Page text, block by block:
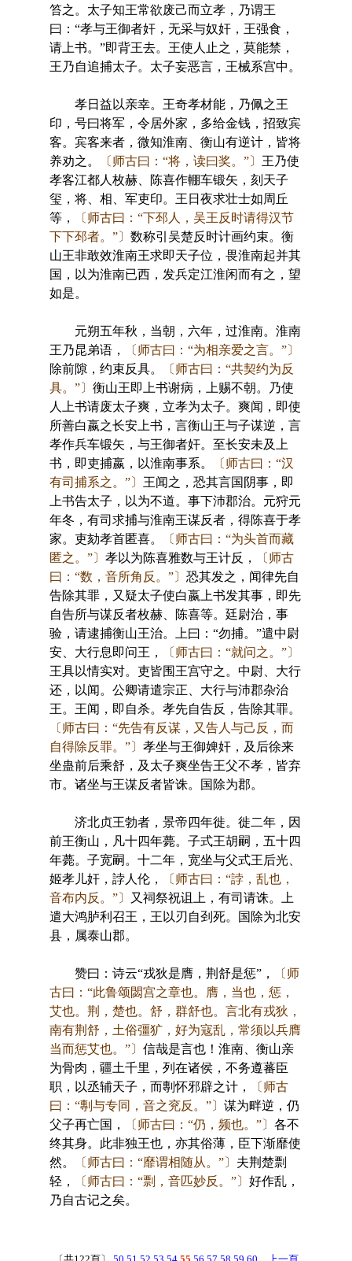
笞之。太子知王常欲废己而立孝，乃谓王
曰：“孝与王御者奸，无采与奴奸，王强食，
请上书。”即背王去。王使人止之，莫能禁，
王乃自追捕太子。太子妄恶言，王械系宫中。
孝日益以亲幸。王奇孝材能，乃佩之王
印，号曰将军，令居外家，多给金钱，招致宾
客。宾客来者，微知淮南、衡山有逆计，皆将
养劝之。
〔师古曰：“将，读曰奖。”〕 王乃使
孝客江都人枚赫、陈喜作輣车锻矢，刻天子
玺，将、相、军吏印。王日夜求壮士如周丘
等，
〔师古曰：“下邳人，吴王反时请得汉节
下下邳者。”〕 数称引吴楚反时计画约束。衡
山王非敢效淮南王求即天子位，畏淮南起并其
国，以为淮南已西，发兵定江淮闲而有之，望
如是。
元朔五年秋，当朝，六年，过淮南。淮南
王乃昆弟语，
〔师古曰：“为相亲爱之言。”〕
除前隙，约束反具。
〔师古曰：“共契约为反
具。”〕 衡山王即上书谢病，上赐不朝。乃使
人上书请废太子爽，立孝为太子。爽闻，即使
所善白嬴之长安上书，言衡山王与子谋逆，言
孝作兵车锻矢，与王御者奸。至长安未及上
书，即吏捕嬴，以淮南事系。
〔师古曰：“汉
有司捕系之。”〕 王闻之，恐其言国阴事，即
上书告太子，以为不道。事下沛郡治。元狩元
年冬，有司求捕与淮南王谋反者，得陈喜于孝
家。吏劾孝首匿喜。
〔师古曰：“为头首而藏
匿之。”〕 孝以为陈喜雅数与王计反，
〔师古
曰：“数，音所角反。”〕 恐其发之，闻律先自
告除其罪，又疑太子使白嬴上书发其事，即先
自告所与谋反者枚赫、陈喜等。廷尉治，事
验，请逮捕衡山王治。上曰：“勿捕。”遣中尉
安、大行息即问王，
〔师古曰：“就问之。”〕
王具以情实对。吏皆围王宫守之。中尉、大行
还，以闻。公卿请遣宗正、大行与沛郡杂治
王。王闻，即自杀。孝先自告反，告除其罪。
〔师古曰：“先告有反谋，又告人与己反，而
自得除反罪。”〕 孝坐与王御婢奸，及后徐来
坐蛊前后乘舒，及太子爽坐告王父不孝，皆弃
市。诸坐与王谋反者皆诛。国除为郡。
济北贞王勃者，景帝四年徙。徙二年，因
前王衡山，凡十四年薨。子式王胡嗣，五十四
年薨。子宽嗣。十二年，宽坐与父式王后光、
姬孝儿奸，誖人伦，
〔师古曰：“誖，乱也，
音布内反。”〕
又祠祭祝诅上，有司请诛。上
遣大鸿胪利召王，王以刃自刭死。国除为北安
县，属泰山郡。
赞曰：诗云“戎狄是膺，荆舒是惩”，
〔师
古曰：“此鲁颂閟宫之章也。膺，当也，惩，
艾也。荆，楚也。舒，群舒也。言北有戎狄，
南有荆舒，土俗彊犷，好为寇乱，常须以兵膺
当而惩艾也。”〕 信哉是言也！淮南、衡山亲
为骨肉，疆土千里，列在诸侯，不务遵蕃臣
职，以丞辅天子，而剸怀邪辟之计，
〔师古
曰：“剸与专同，音之兖反。”〕 谋为畔逆，仍
父子再亡国，
〔师古曰：“仍，频也。”〕 各不
终其身。此非独王也，亦其俗薄，臣下渐靡使
然。
〔师古曰：“靡谓相随从。”〕 夫荆楚剽
轻，
〔师古曰：“剽，音匹妙反。”〕 好作乱，
乃自古记之矣。